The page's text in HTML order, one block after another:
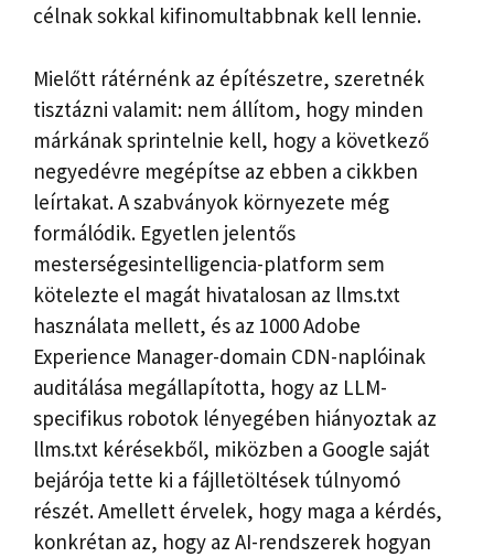
célnak sokkal kifinomultabbnak kell lennie.
Mielőtt rátérnénk az építészetre, szeretnék
tisztázni valamit: nem állítom, hogy minden
márkának sprintelnie kell, hogy a következő
negyedévre megépítse az ebben a cikkben
leírtakat. A szabványok környezete még
formálódik. Egyetlen jelentős
mesterségesintelligencia-platform sem
kötelezte el magát hivatalosan az llms.txt
használata mellett, és az 1000 Adobe
Experience Manager-domain CDN-naplóinak
auditálása megállapította, hogy az LLM-
specifikus robotok lényegében hiányoztak az
llms.txt kérésekből, miközben a Google saját
bejárója tette ki a fájlletöltések túlnyomó
részét. Amellett érvelek, hogy maga a kérdés,
konkrétan az, hogy az AI-rendszerek hogyan